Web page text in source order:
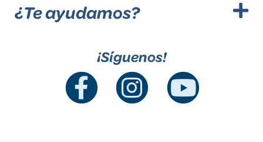
¿Te ayudamos?
¡Síguenos!